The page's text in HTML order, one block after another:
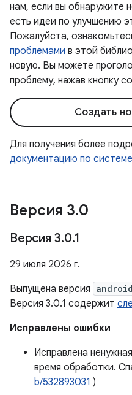
нам, если вы обнаружите
есть идеи по улучшению
Пожалуйста,
проблемами в этой
новую. Вы можете
проблему, нажав кнопку
Создать
Для получения более
документацию по
Версия 3.0
Версия 3.0.1
29 июля 2026 г.
Выпущена версия
Версия 3.0.1 содержит
Исправлены ошибки
Исправлена
время обработки.
b/532893031 )